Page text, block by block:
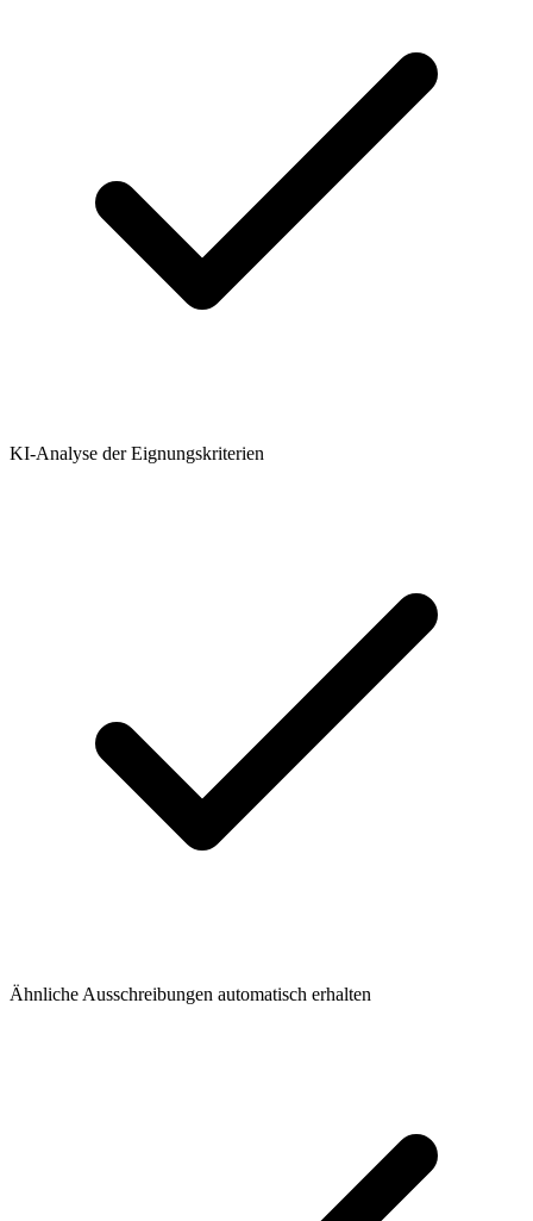
KI-Analyse der Eignungskriterien
Ähnliche Ausschreibungen automatisch erhalten